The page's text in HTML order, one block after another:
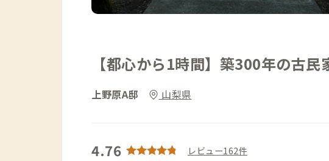
【都心から1時間】築300年の古民
上野原A邸 山梨県
4.76 レビュー162件